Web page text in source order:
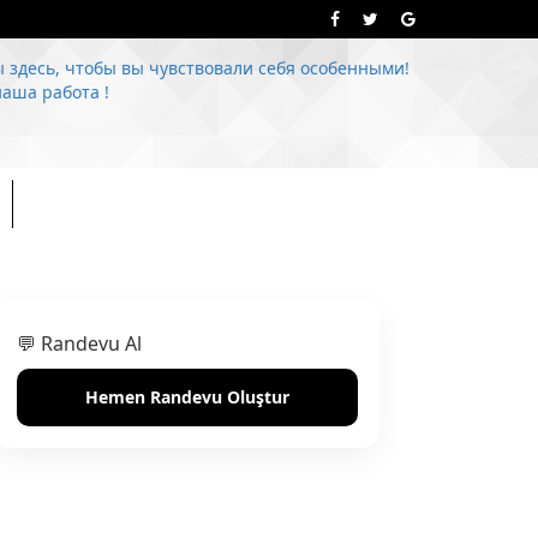
чтобы вы чувствовали себя особенными!
работа !
💬 Randevu Al
Hemen Randevu Oluştur